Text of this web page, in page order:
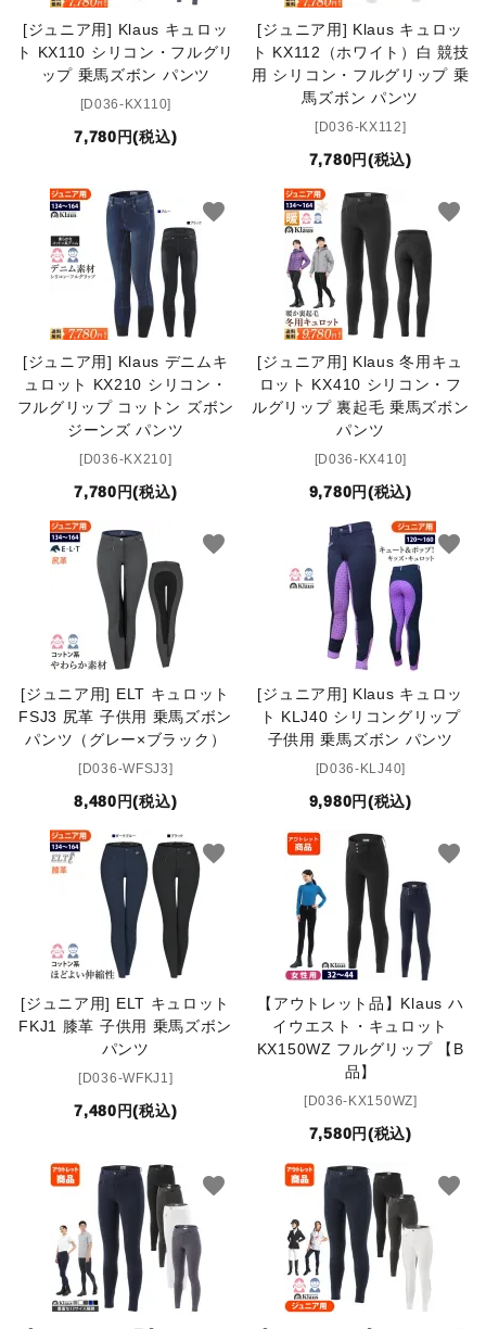
[ジュニア用] Klaus キュロッ
ト KX110 シリコン・フルグリ
ップ 乗馬ズボン パンツ
[D036-KX110]
7,780円(税込)
[ジュニア用] Klaus キュロッ
ト KX112（ホワイト）白 競技
用 シリコン・フルグリップ 乗
馬ズボン パンツ
[D036-KX112]
7,780円(税込)
[ジュニア用] Klaus デニムキ
ュロット KX210 シリコン・
フルグリップ コットン ズボン
ジーンズ パンツ
[D036-KX210]
7,780円(税込)
favorite
[ジュニア用] Klaus 冬用キュ
ロット KX410 シリコン・フ
ルグリップ 裏起毛 乗馬ズボン
パンツ
[D036-KX410]
9,780円(税込)
favorite
[ジュニア用] ELT キュロット
FSJ3 尻革 子供用 乗馬ズボン
パンツ（グレー×ブラック）
[D036-WFSJ3]
8,480円(税込)
favorite
[ジュニア用] Klaus キュロッ
ト KLJ40 シリコングリップ
子供用 乗馬ズボン パンツ
[D036-KLJ40]
9,980円(税込)
favorite
[ジュニア用] ELT キュロット
FKJ1 膝革 子供用 乗馬ズボン
パンツ
[D036-WFKJ1]
7,480円(税込)
favorite
【アウトレット品】Klaus ハ
イウエスト・キュロット
KX150WZ フルグリップ 【B
品】
[D036-KX150WZ]
7,580円(税込)
favorite
favorite favorite